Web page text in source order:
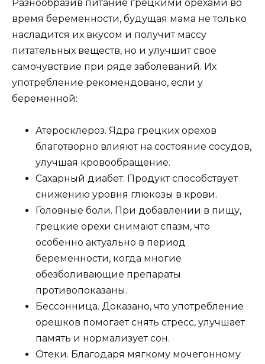
Разнообразив питание грецкими орехами во
время беременности, будущая мама не только
насладится их вкусом и получит массу
питательных веществ, но и улучшит свое
самочувствие при ряде заболеваний. Их
употребление рекомендовано, если у
беременной:
Атеросклероз. Ядра грецких орехов
благотворно влияют на состояние сосудов,
улучшая кровообращение.
Сахарный диабет. Продукт способствует
снижению уровня глюкозы в крови.
Головные боли. При добавлении в пищу,
грецкие орехи снимают спазм, что
особенно актуально в период
беременности, когда многие
обезболивающие препараты
противопоказаны.
Бессонница. Доказано, что употребление
орешков помогает снять стресс, улучшает
память и нормализует сон.
Отеки. Благодаря мягкому мочегонному